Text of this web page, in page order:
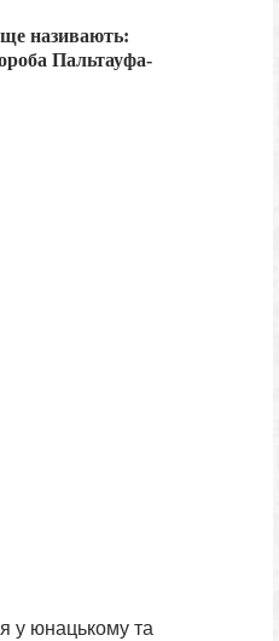
називають:
Пальтауфа-
у юнацькому та